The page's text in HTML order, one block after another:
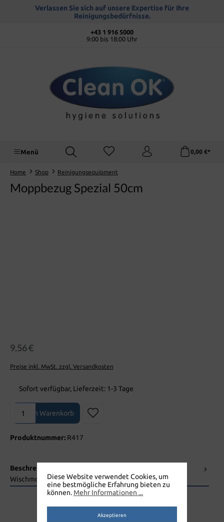
springenVerlassen Sie sich auf unsere Expertise für Ihre
Reinigungsbedürfnisse.
+43 1 916 5000
9:00 bis 18:00 Uhr
Menü 0,00 €*
Home Shop Reinigungsequipment
Moppbezug Spezial 50cm
9,56 €
Preise inkl. MwSt. zzgl. Versandkosten
Sofort verfügbar, Lieferzeit: 1-3 Tage
Produkt Anzahl: Gib den gewünschten Wert ein oder benutze die
In den Warenkorb
Produktnummer: R417
Beschreibung
Wischmopp Baumwolle mit LascheMehr
Diese Website verwendet Cookies, um
eine bestmögliche Erfahrung bieten zu
können. Mehr Informationen ...
Akzeptieren